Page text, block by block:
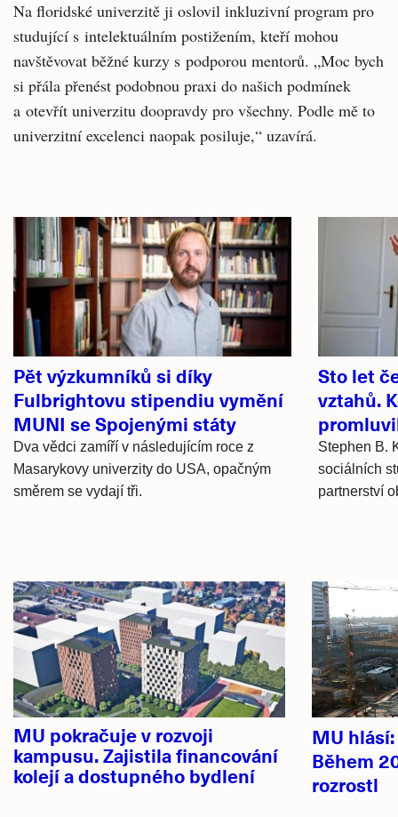
Na floridské univerzitě ji oslovil inkluzivní program pro
studující s intelektuálním postižením, kteří mohou
navštěvovat běžné kurzy s podporou mentorů. „Moc bych
si přála přenést podobnou praxi do našich podmínek
a otevřít univerzitu doopravdy pro všechny. Podle mě to
univerzitní excelenci naopak posiluje,“ uzavírá.
Související
články
Pět výzkumníků si díky
Fulbrightovu stipendiu vymění
MUNI se Spojenými státy
Dva vědci zamíří v následujícím roce z
Masarykovy univerzity do USA, opačným
směrem se vydají tři.
Sto let
vztahů.
Stephen B.
sociálních
partnerství
Hlavní
novinky
MU pokračuje v rozvoji
kampusu. Zajistila financování
kolejí a dostupného bydlení
MU
Během
rozrostl